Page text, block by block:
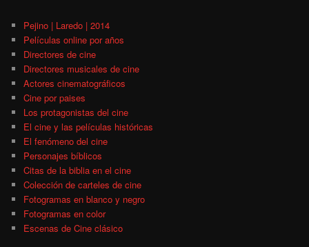
Pejino | Laredo | 2014
Películas online por años
Directores de cine
Directores musicales de cine
Actores cinematográficos
Cine por paises
Los protagonistas del cine
El cine y las películas históricas
El fenómeno del cine
Personajes bíblicos
Citas de la biblia en el cine
Colección de carteles de cine
Fotogramas en blanco y negro
Fotogramas en color
Escenas de Cine clásico